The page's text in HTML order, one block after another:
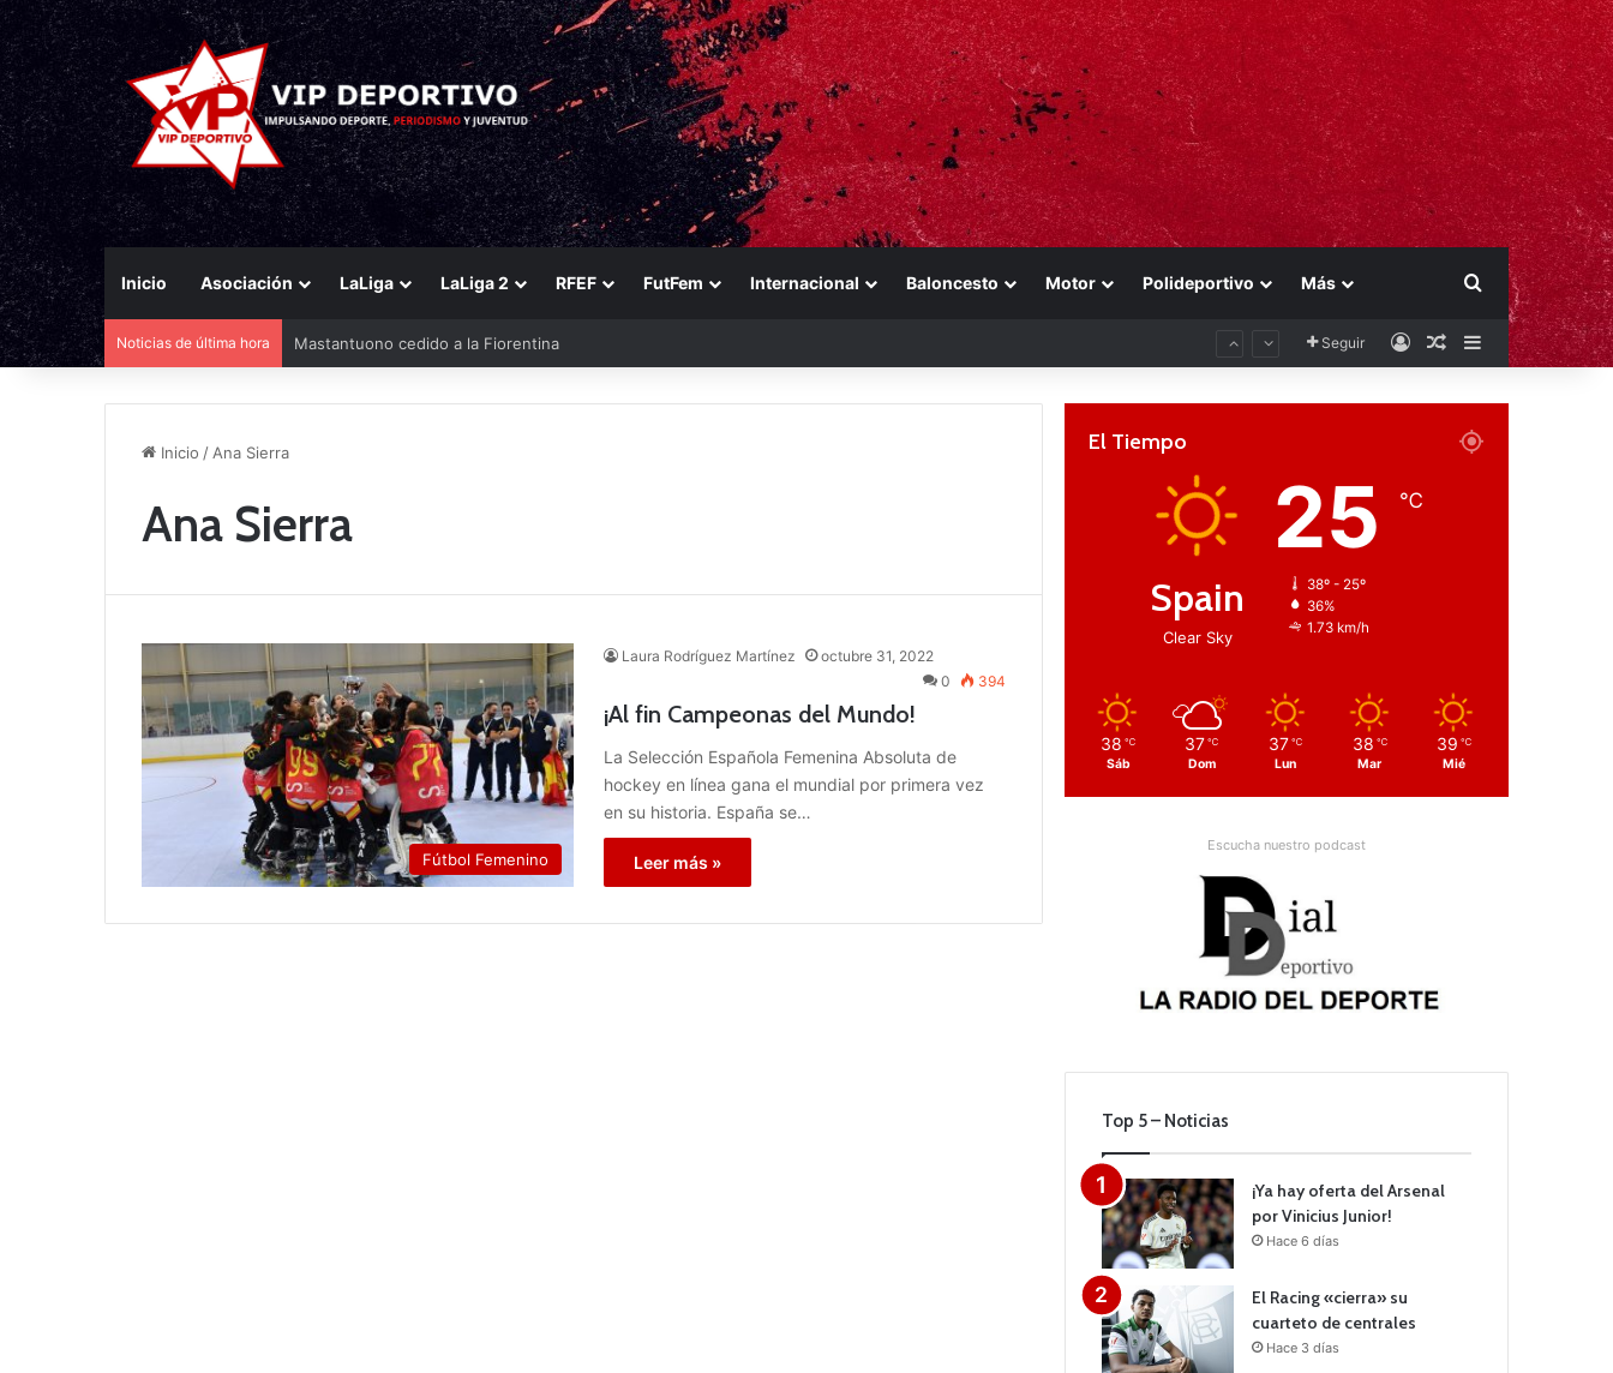
Inicio Asociación LaLiga LaLiga 2 RFEF FutFem Internacional Baloncesto Motor Polideportivo Más Buscar por
Noticias de última hora Mastantuono cedido a la Fiorentina Seguir AccesoPublicación al
Barra lateral
Inicio / Ana Sierra
Ana Sierra
Fútbol Femenino
Laura Rodríguez Martínez
octubre 31, 2022
0
394
¡Al fin Campeonas del Mundo!
La Selección Española Femenina Absoluta de
hockey en línea gana el mundial por primera vez
en su historia. España se…
Leer más »
El Tiempo
Spain
Clear Sky
25 ℃
38º - 25º
36%
1.73 km/h
38 ℃
Sáb
37 ℃
Dom
37 ℃
Lun
38 ℃
Mar
39 ℃
Mié
Escucha nuestro podcast
Top 5 – Noticias
¡Ya hay oferta del Arsenal
por Vinicius Junior!
Hace 6 días
El Racing «cierra» su
cuarteto de centrales
Hace 3 días